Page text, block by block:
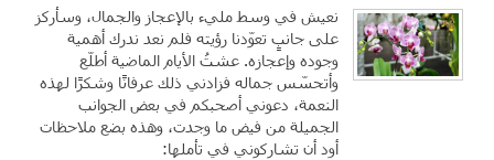
نعيش في وسط مليء بالإعجاز والجمال، وسأركز
على جانبٍ تعوّدنا رؤيته فلم نعد ندرك أهمية
وجوده وإعجازه. عشتُ الأيام الماضية أطلّع
وأتحسّس جماله فزادني ذلك عرفانًا وشكرًا لهذه
النعمة، دعوني أصحبكم في بعض الجوانب
الجميلة من فيض ما وجدت، وهذه بضع ملاحظات
أود أن تشاركوني في تأملها: